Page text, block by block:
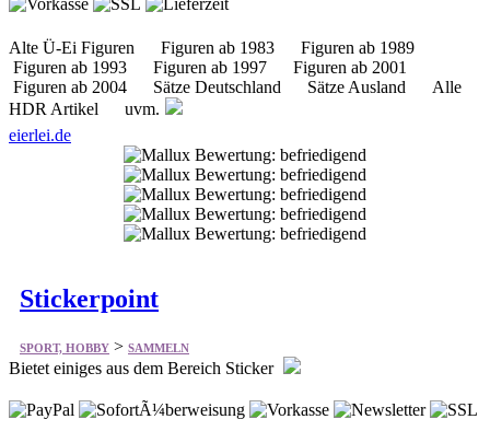
Figuren ab 1993 Figuren ab 1997 Figuren ab 2001
Figuren ab 2004 Sätze Deutschland Sätze Ausland Alle
HDR Artikel uvm.
eierlei.de
Stickerpoint
SPORT, HOBBY>SAMMELN
Bietet einiges aus dem Bereich Sticker
Panini WM Panini EM Bundesliga Diverse Serien